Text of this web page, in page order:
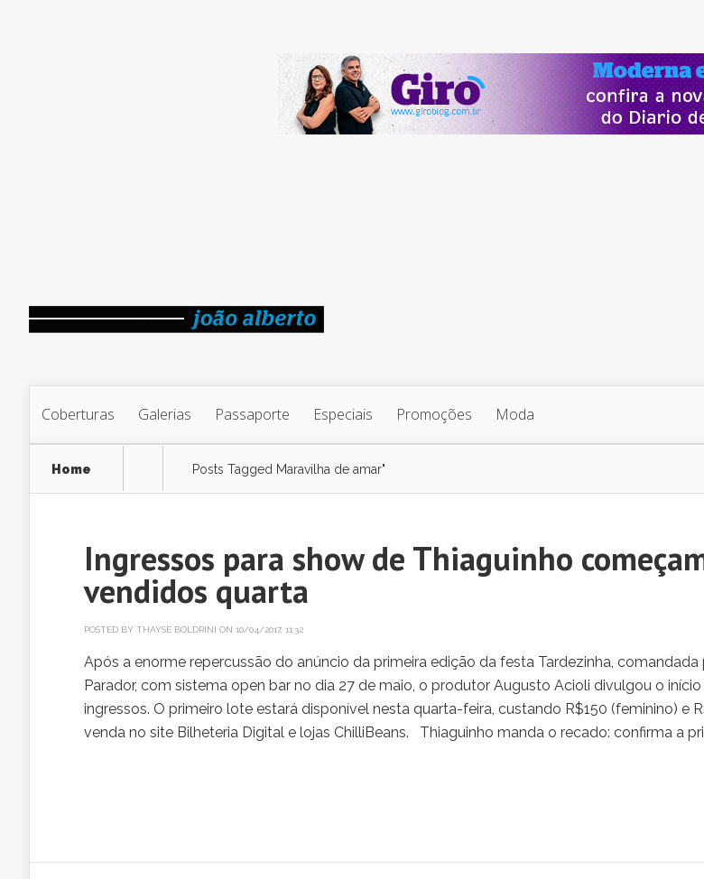
Coberturas Galerias Passaporte Especiais Promoções Moda
Home Posts Tagged Maravilha de amar"
Ingressos para show de Thiaguinho
vendidos quarta
POSTED BY THAYSE BOLDRINI ON 10/04/2017, 11:32
Após a enorme repercussão do anúncio da primeira edição da festa Tardezinha, comandada
Parador, com sistema open bar no dia 27 de maio, o produtor Augusto Acioli divulgou o
ingressos. O primeiro lote estará disponível nesta quarta-feira, custando R$150 (feminino) e
venda no site Bilheteria Digital e lojas ChilliBeans. Thiaguinho manda o recado: confirma a